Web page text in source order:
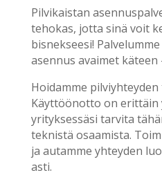
Pilvikaistan
tehokas, jotta sinä voit
bisnekseesi!
asennus avaimet
Hoidamme
Käyttöönotto on erittäin
yrityksessäsi tarvita
teknistä osaamista.
ja autamme yhteyden
asti.